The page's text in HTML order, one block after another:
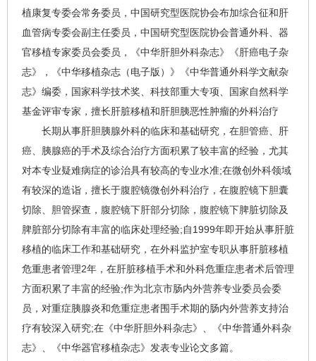
植康复专委会常务委员，中国研究型医院协会布加综合征和肝
血管病专委会副主任委员，中国研究型医院协会普通外科、器
官移植专家委员会委员，《中华肝胆外科杂志》《肝癌电子杂
志》，《中华移植杂志（电子版）》《中华普通外科学文献杂
志》编委，国家科学技术奖、科技部重大专项、国家自然科学
基金评审专家，擅长肝脏移植和肝胆胰恶性肿瘤的外科治疗
长期从事肝胆胰腺外科的临床和基础研究，在胆管癌、肝
癌、胰腺癌的手术及综合治疗方面积累了较丰富的经验，尤其
对本专业疑难病症的诊治具有较高的专业水准;在微创外科领域
有较深的造诣，擅长于腹腔镜微创外科治疗，在腹腔镜下胆囊
切除、胆管探查，腹腔镜下肝部分切除，腹腔镜下脾脏切除及
脾脏部分切除有丰富的临床处理经验;自1999年即开始从事肝脏
移植的临床工作和基础研究，在外科监护室专职从事肝脏移植
危重患者管理2年，在肝脏移植手术和外科危重症患者术后管理
方面积累了丰富的经验;作为北京市肠内外营养专业委员会委
员，对重症胰腺炎和危重症患者围手术期的肠内外营养支持治
疗有较深入研究;在《中华肝胆外科杂志》、《中华普通外科杂
志》、《中华器官移植杂志》发表专业论文多篇。